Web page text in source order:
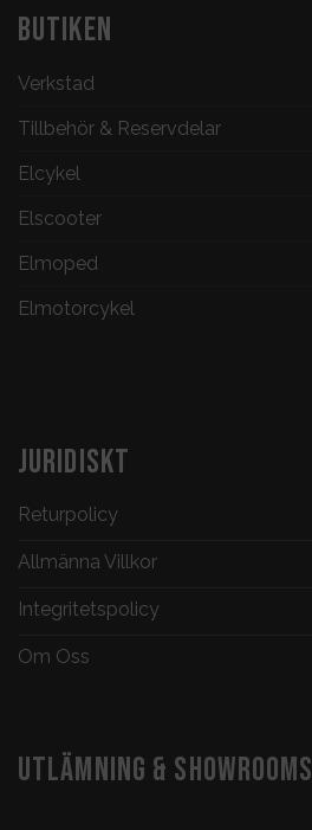
BUTIKEN
Verkstad
Tillbehör & Reservdelar
Elcykel
Elscooter
Elmoped
Elmotorcykel
JURIDISKT
Returpolicy
Allmänna Villkor
Integritetspolicy
Om Oss
UTLÄMNING & SHOWROOMS